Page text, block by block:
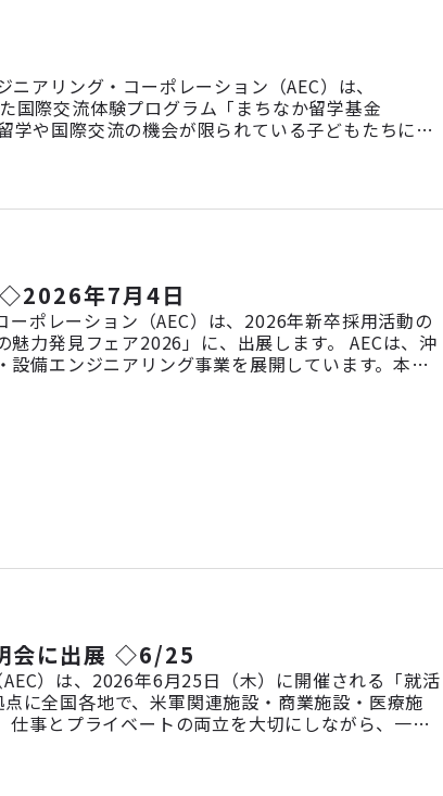
アリング・コーポレーション（AEC）は、
際交流体験プログラム「まちなか留学基金
や国際交流の機会が限られている子どもたちに対
◇2026年7月4日
ポレーション（AEC）は、2026年新卒採用活動の
力発見フェア2026」に、出展します。 AECは、沖
備エンジニアリング事業を展開しています。本イ
明会に出展 ◇6/25
）は、2026年6月25日（木）に開催される「就活
に全国各地で、米軍関連施設・商業施設・医療施
事とプライベートの両立を大切にしながら、一人